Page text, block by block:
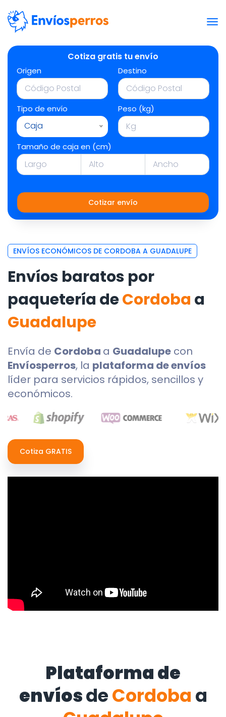
Cotiza gratis tu envío
Origen Destino
Tipo de envío
Caja
Peso (kg)
Tamaño de caja en (cm)
Cotizar envío
ENVÍOS ECONÓMICOS DE CORDOBA A GUADALUPE
Envíos baratos por
paquetería deCordoba a
Guadalupe
Envía de Cordoba a Guadalupe con
Envíosperros, la plataforma de envíos
líder para servicios rápidos, sencillos y
económicos.
Cotiza GRATIS
Plataforma de
envíosdeCordoba a